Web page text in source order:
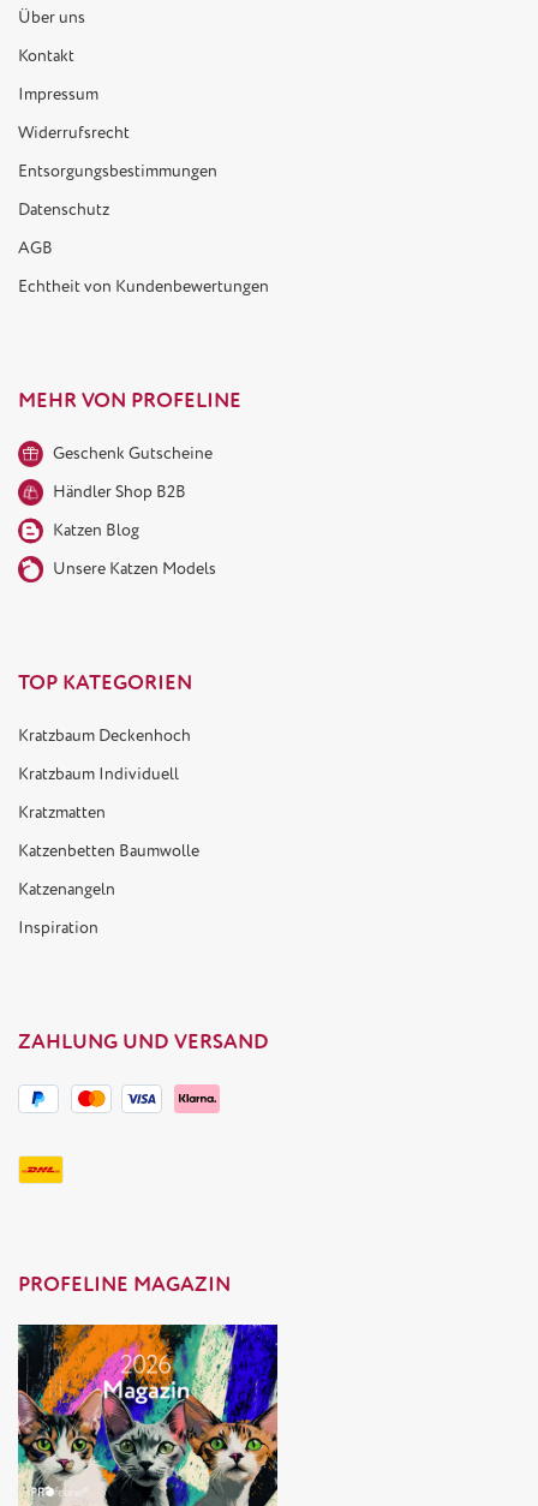
Über uns
Kontakt
Impressum
Widerrufsrecht
Entsorgungsbestimmungen
Datenschutz
AGB
Echtheit von Kundenbewertungen
MEHR VON PROFELINE
Geschenk Gutscheine
Händler Shop B2B
Katzen Blog
Unsere Katzen Models
TOP KATEGORIEN
Kratzbaum Deckenhoch
Kratzbaum Individuell
Kratzmatten
Katzenbetten Baumwolle
Katzenangeln
Inspiration
ZAHLUNG UND VERSAND
PROFELINE MAGAZIN